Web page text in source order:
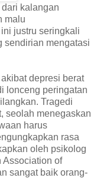
kalangan
malu
justru seringkali
sendirian mengatasi
depresi berat
lonceng peringatan
Tragedi
seolah menegaskan
harus
rasa
oleh psikolog
Association of
sangat baik orang-